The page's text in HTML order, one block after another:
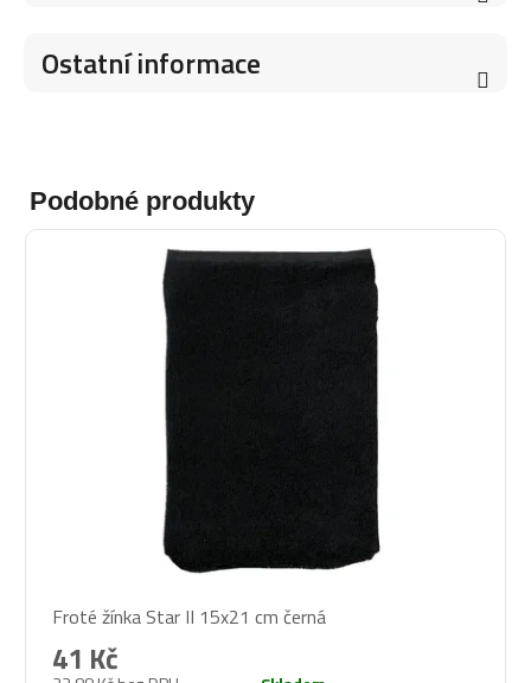
Ostatní informace
Podobné produkty
Froté žínka Star II 15x21 cm černá
41 Kč